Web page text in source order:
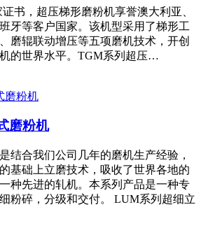
书，超压梯形磨粉机享誉澳大利亚、
牙等客户国家。该机型采用了梯形工
磨辊联动增压等五项磨机技术，开创
的世界水平。TGM系列超压…
磨粉机
结合我们公司几年的磨机生产经验，
基础上立磨技术，吸收了世界各地的
种先进的轧机。本系列产品是一种专
粉碎，分级和交付。 LUM系列超细立